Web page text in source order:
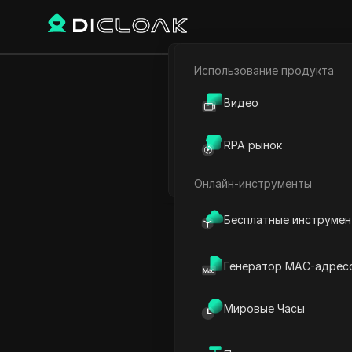
Электронная коммерция
Использование продукта
Видео
RPA рынок
Онлайн-инструменты
Бесплатные
Генератор MAC-
Мировые Часы
УСИЛЬТЕ
Play Video:УСИЛЬТЕ Ваш